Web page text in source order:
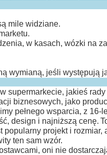
mile widziane.
w kasach, wózki na
wymianą, jeśli występują
supermarkecie, jakieś
biznesowych, jako
pełnego wsparcia, z 16-
design i najniższą cenę.
projekt i rozmiar,
ten sam wzór.
oni nie